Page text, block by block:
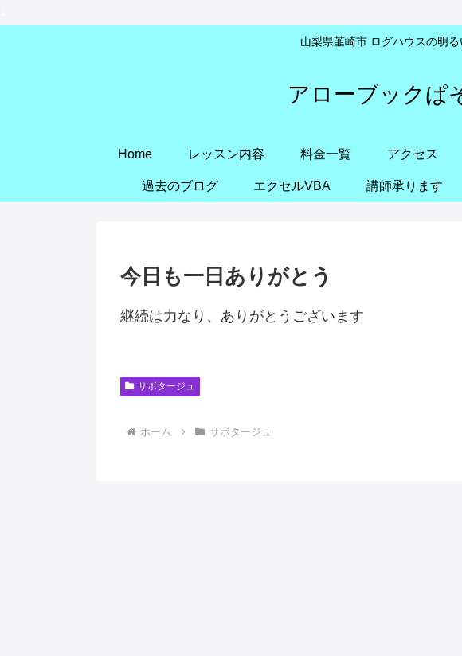
山梨県韮崎市 ログハウスの明
アローブックぱ
Home レッスン内容 料金一覧 アクセス
過去のブログ エクセルVBA 講師承ります
今日も一日ありがとう
継続は力なり、ありがとうございます
サボタージュ
ホーム サボタージュ